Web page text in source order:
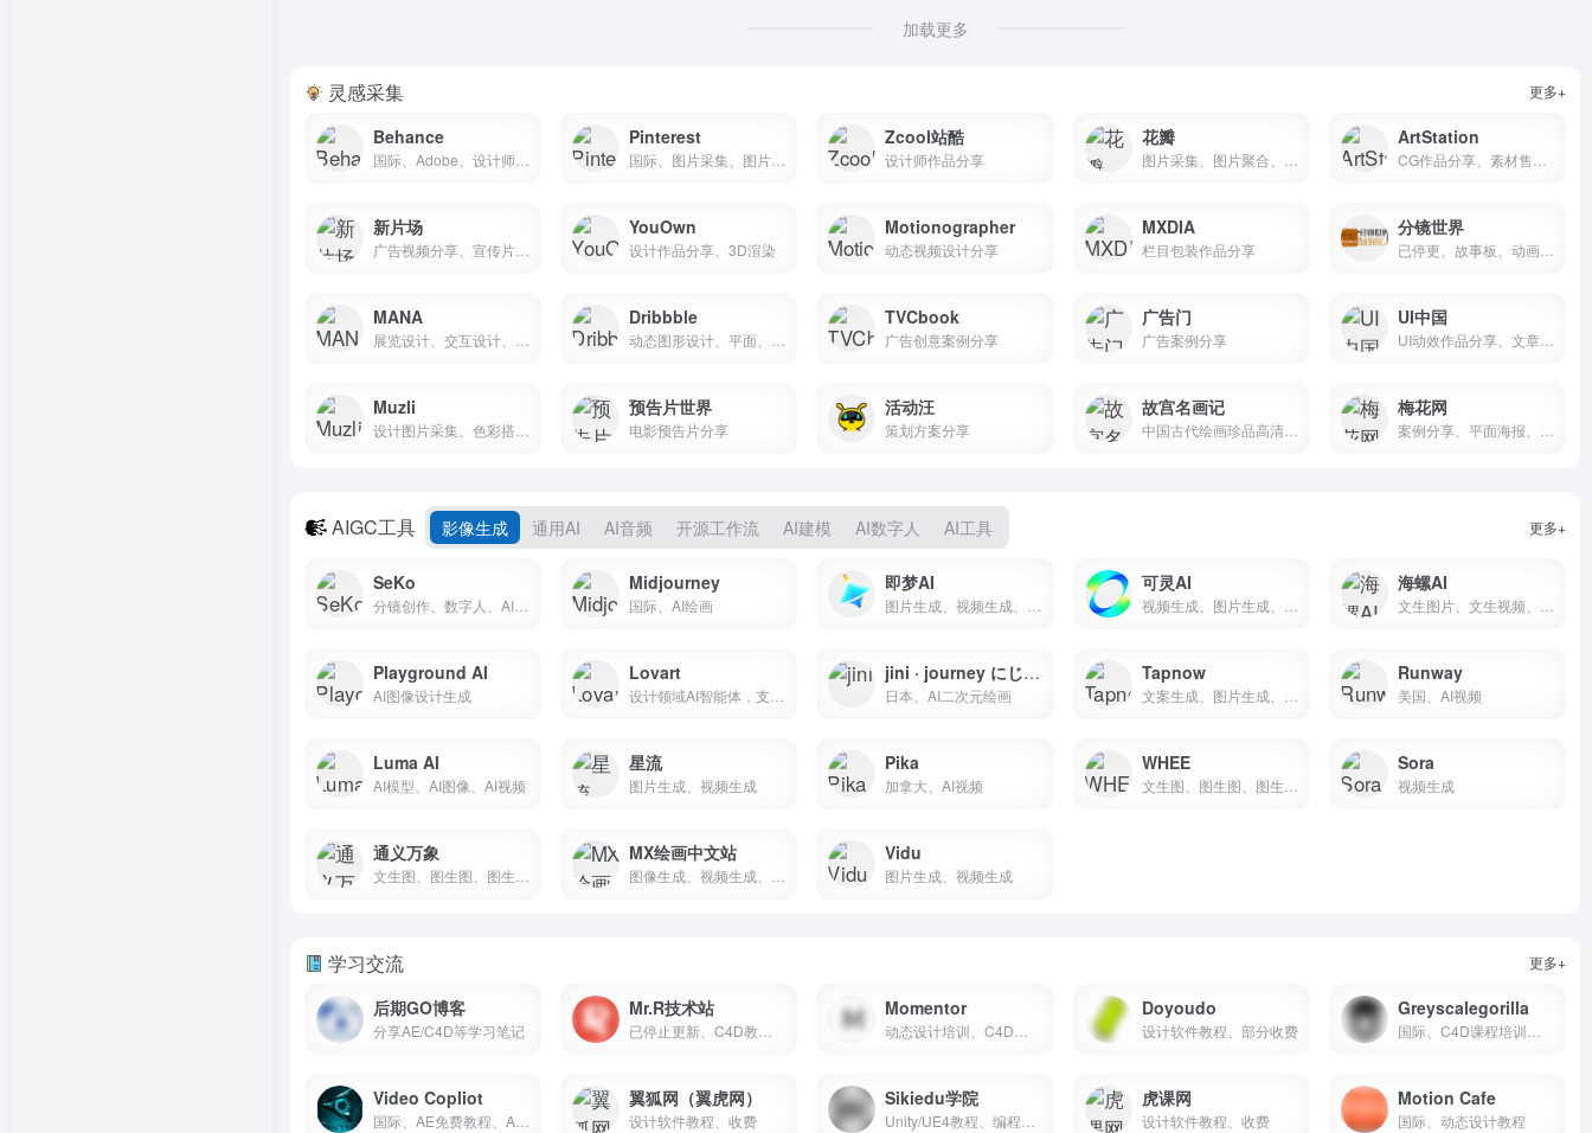
加载更多
灵感采集 更多+
Behance Pinterest Zcool站酷
设计师作品分享
花瓣 ArtStation
新片场 YouOwn
设计作品分享、3D渲染
Motionographer
动态视频设计分享
MXDIA
栏目包装作品分享
分镜世界
已停更、故事板、动画分镜、广告分镜、漫画分镜
MANA Dribbble TVCbook
广告创意案例分享
广告门
广告案例分享
UI中国
UI动效作品分享、文章经验、设计活动赛事
Muzli 预告片世界
电影预告片分享
活动汪
策划方案分享
故宫名画记
中国古代绘画珍品高清分享
梅花网
AIGC工具 影像生成 通用AI AI音频 开源工作流 AI建模 AI数字人 AI工具 更多+
SeKo Midjourney
国际、AI绘画
即梦AI 可灵AI 海螺AI
Playground AI
AI图像设计生成
Lovart jini · journey にじジャーニー
日本、AI二次元绘画
Tapnow Runway
美国、AI视频
Luma AI
AI模型、AI图像、AI视频
星流
图片生成、视频生成
Pika
加拿大、AI视频
WHEE Sora
视频生成
通义万象 MX绘画中文站 Vidu
图片生成、视频生成
学习交流 更多+
后期GO博客
分享AE/C4D等学习笔记
Mr.R技术站 Momentor Doyoudo
设计软件教程、部分收费
Greyscalegorilla
Video Copliot 翼狐网（翼虎网）
设计软件教程、收费
Sikiedu学院 虎课网
设计软件教程、收费
Motion Cafe
国际、动态设计教程